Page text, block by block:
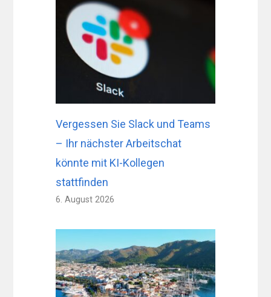
Vergessen Sie Slack und Teams
– Ihr nächster Arbeitschat
könnte mit KI-Kollegen
stattfinden
6. August 2026